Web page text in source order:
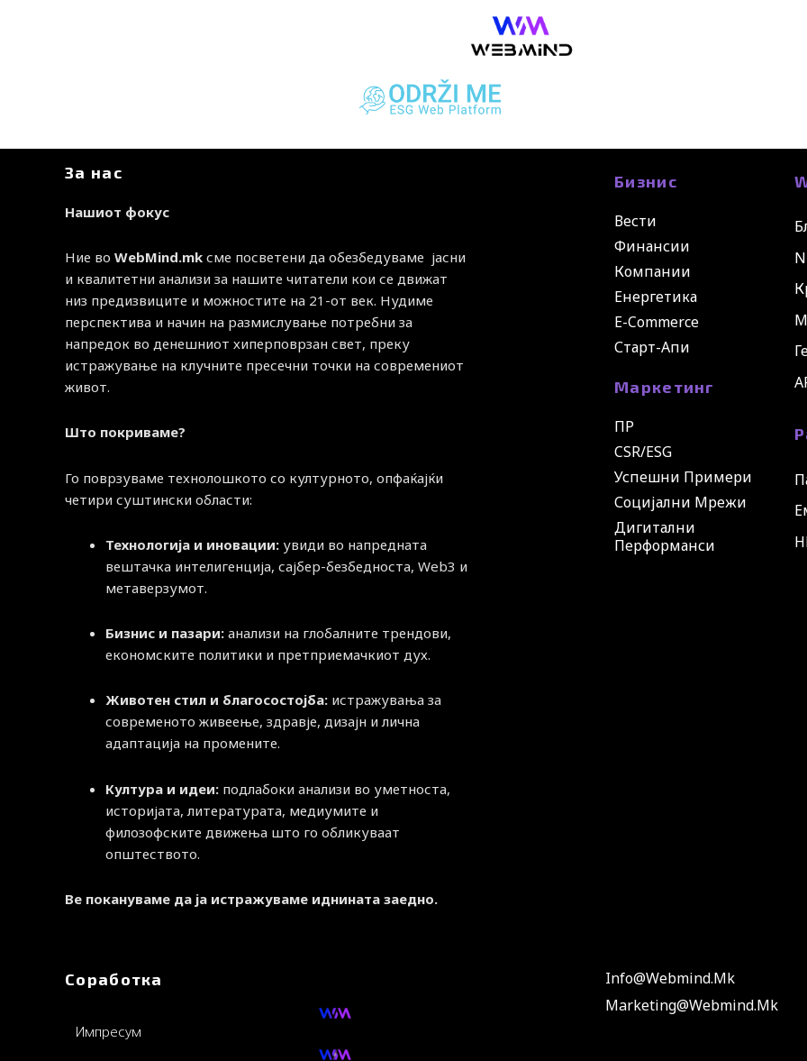
За нас
Нашиот фокус
Ние во WebMind.mk сме посветени да обезбедуваме јасни
и квалитетни анализи за нашите читатели кои се движат
низ предизвиците и можностите на 21-от век. Нудиме
перспектива и начин на размислување потребни за
напредок во денешниот хиперповрзан свет, преку
истражување на клучните пресечни точки на современиот
живот.
Што покриваме?
Го поврзуваме технолошкото со културното, опфаќајќи
четири суштински области:
Технологија и иновации: увиди во напредната
вештачка интелигенција, сајбер-безбедноста, Web3 и
метаверзумот.
Бизнис и пазари: анализи на глобалните трендови,
економските политики и претприемачкиот дух.
Животен стил и благосостојба: истражувања за
современото живеење, здравје, дизајн и лична
адаптација на промените.
Култура и идеи: подлабоки анализи во уметноста,
историјата, литературата, медиумите и
филозофските движења што го обликуваат
општеството.
Ве покануваме да ја истражуваме иднината заедно.
Бизнис
Вести
Финансии
Компании
Енергетика
E-Commerce
Старт-Апи
Маркетинг
ПР
CSR/ESG
Успешни Примери
Социјални Мрежи
Дигитални
Перформанси
Соработка
Импресум
Info@webmind.mk
Marketing@webmind.mk